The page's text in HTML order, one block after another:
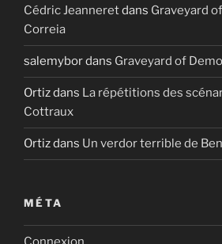
Cédric Jeanneretdans Graveyard
Correia
salemybordans Graveyard of
Ortizdans La répétitions des
Cottraux
Ortizdans Un verdor terrible de
MÉTA